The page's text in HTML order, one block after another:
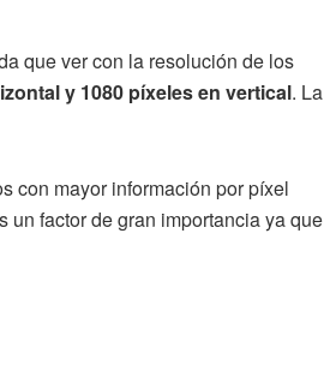
que ver con la resolución de los
y 1080 píxeles en vertical. La
con mayor información por píxel
un factor de gran importancia ya que